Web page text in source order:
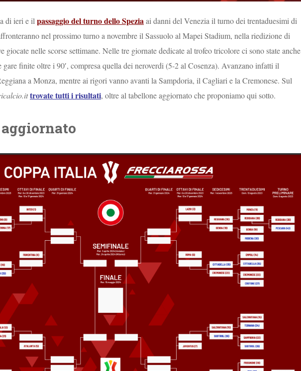
di ieri e il passaggio del turno dello Spezia ai danni del Venezia il turno dei trentaduesimi di
nel prossimo turno a novembre il Sassuolo al Mapei Stadium, nella riedizione di
giocate nelle scorse settimane. Nelle tre giornate dedicate al trofeo tricolore ci sono state anche
gare finite oltre i 90′, compresa quella dei neroverdi (5-2 al Cosenza). Avanzano infatti il
a Monza, mentre ai rigori vanno avanti la Sampdoria, il Cagliari e la Cremonese. Sul
trovate tutti i risultati, oltre al tabellone aggiornato che proponiamo qui sotto.